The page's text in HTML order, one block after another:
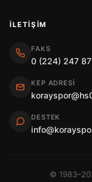
İLETIŞIM
FAKS
0 (224) 247
KEP ADRESI
DESTEK
©